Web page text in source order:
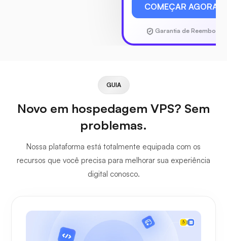
COMEÇAR AGORA
Garantia de Reembolso
GUIA
Novo em hospedagem VPS? Sem
problemas.
Nossa plataforma está totalmente equipada com os
recursos que você precisa para melhorar sua experiência
digital conosco.